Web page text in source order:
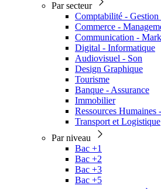
Par secteur
Comptabilité - Gestion
Commerce -
Communication -
Digital - Informatique
Audiovisuel - Son
Design Graphique
Tourisme
Banque - Assurance
Immobilier
Ressources Humaines
Transport et Logistique
Par niveau
Bac +1
Bac +2
Bac +3
Bac +5